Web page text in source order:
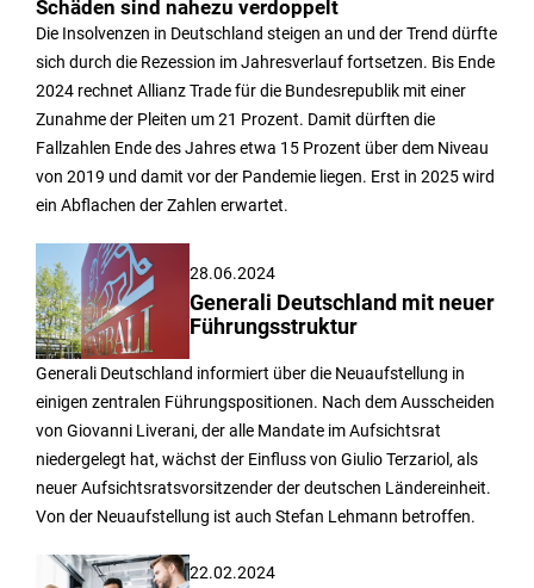
Schäden sind nahezu verdoppelt
Die Insolvenzen in Deutschland steigen an und der Trend dürfte
sich durch die Rezession im Jahresverlauf fortsetzen. Bis Ende
2024 rechnet Allianz Trade für die Bundesrepublik mit einer
Zunahme der Pleiten um 21 Prozent. Damit dürften die
Fallzahlen Ende des Jahres etwa 15 Prozent über dem Niveau
von 2019 und damit vor der Pandemie liegen. Erst in 2025 wird
ein Abflachen der Zahlen erwartet.
28.06.2024
Generali Deutschland mit neuer
Führungsstruktur
Generali Deutschland informiert über die Neuaufstellung in
einigen zentralen Führungspositionen. Nach dem Ausscheiden
von Giovanni Liverani, der alle Mandate im Aufsichtsrat
niedergelegt hat, wächst der Einfluss von Giulio Terzariol, als
neuer Aufsichtsratsvorsitzender der deutschen Ländereinheit.
Von der Neuaufstellung ist auch Stefan Lehmann betroffen.
22.02.2024